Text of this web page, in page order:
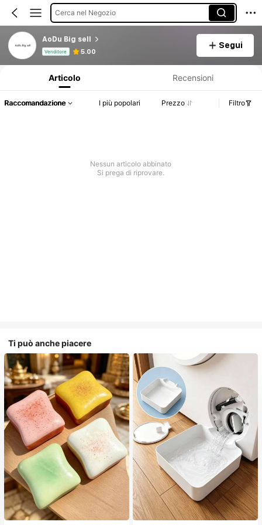
Cerca nel Negozio
AoDu Big sell
Venditore 5.00
Segui
Articolo Recensioni
Raccomandazione I più popolari Prezzo Filtro
Nessun articolo abbinato
Si prega di riprovare.
Ti può anche piacere